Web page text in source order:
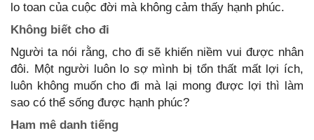
lo toan của cuộc đời mà không cảm thấy hạnh phúc.
Không biết cho đi
Người ta nói rằng, cho đi sẽ khiến niềm vui được nhân
đôi. Một người luôn lo sợ mình bị tổn thất mất lợi ích,
luôn không muốn cho đi mà lại mong được lợi thì làm
sao có thể sống được hạnh phúc?
Ham mê danh tiếng